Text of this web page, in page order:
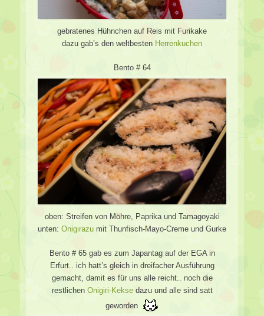
gebratenes Hühnchen auf Reis mit Furikake
dazu gab’s den weltbesten Herrenkuchen
Bento # 64
oben: Streifen von Möhre, Paprika und Tamagoyaki
unten: Onigirazu mit Thunfisch-Mayo-Creme und Gurke
Bento # 65 gab es zum Japantag auf der EGA in
Erfurt.. ich hatt’s gleich in dreifacher Ausführung
gemacht, damit es für uns alle reicht.. noch die
restlichen Onigiri-Keksedazu und alle sind satt
geworden